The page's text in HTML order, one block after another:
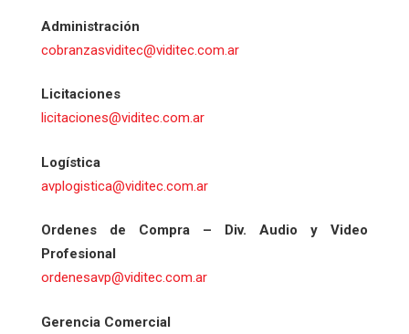
Administración
cobranzasviditec@viditec.com.ar
Licitaciones
licitaciones@viditec.com.ar
Logística
avplogistica@viditec.com.ar
Ordenes de Compra – Div. Audio y Video
Profesional
ordenesavp@viditec.com.ar
Gerencia Comercial